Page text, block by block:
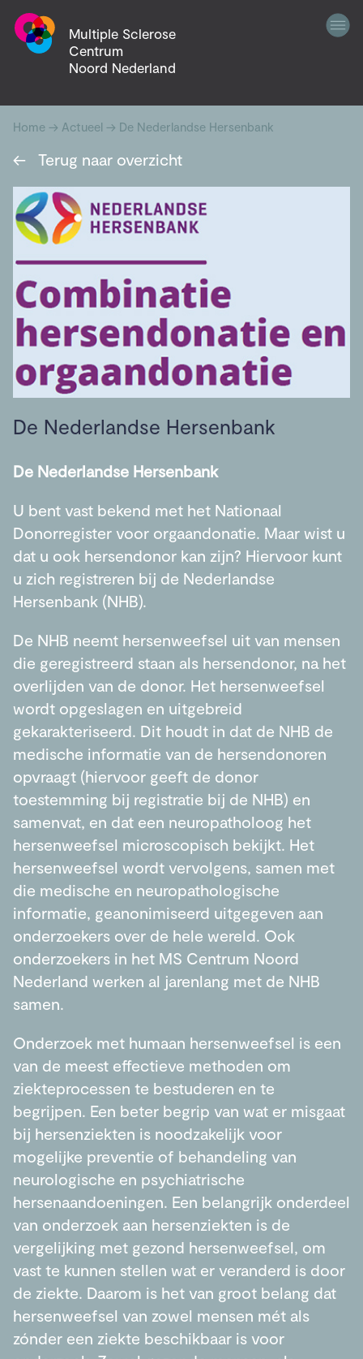
Multiple Sclerose
Centrum
Noord Nederland
Home → Actueel → De Nederlandse Hersenbank
← Terug naar overzicht
De Nederlandse Hersenbank
De Nederlandse Hersenbank
U bent vast bekend met het Nationaal
Donorregister voor orgaandonatie. Maar wist u
dat u ook hersendonor kan zijn? Hiervoor kunt
u zich registreren bij de Nederlandse
Hersenbank (NHB).
De NHB neemt hersenweefsel uit van mensen
die geregistreerd staan als hersendonor, na het
overlijden van de donor. Het hersenweefsel
wordt opgeslagen en uitgebreid
gekarakteriseerd. Dit houdt in dat de NHB de
medische informatie van de hersendonoren
opvraagt (hiervoor geeft de donor
toestemming bij registratie bij de NHB) en
samenvat, en dat een neuropatholoog het
hersenweefsel microscopisch bekijkt. Het
hersenweefsel wordt vervolgens, samen met
die medische en neuropathologische
informatie, geanonimiseerd uitgegeven aan
onderzoekers over de hele wereld. Ook
onderzoekers in het MS Centrum Noord
Nederland werken al jarenlang met de NHB
samen.
Onderzoek met humaan hersenweefsel is een
van de meest effectieve methoden om
ziekteprocessen te bestuderen en te
begrijpen. Een beter begrip van wat er misgaat
bij hersenziekten is noodzakelijk voor
mogelijke preventie of behandeling van
neurologische en psychiatrische
hersenaandoeningen. Een belangrijk onderdeel
van onderzoek aan hersenziekten is de
vergelijking met gezond hersenweefsel, om
vast te kunnen stellen wat er veranderd is door
de ziekte. Daarom is het van groot belang dat
hersenweefsel van zowel mensen mét als
zónder een ziekte beschikbaar is voor